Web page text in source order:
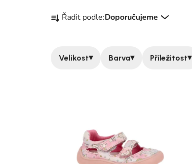
Řazení produktů
Řadit podle:Doporučujeme
Velikost▾ Barva▾ Příležitost▾